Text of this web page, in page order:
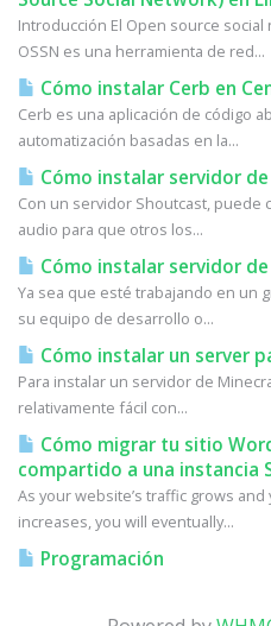
Introducción El Open source
OSSN es una herramienta de red...
Cómo instalar Cerb en
Cerb es una aplicación de código
automatización basadas en la...
Cómo instalar servidor
Con un servidor Shoutcast,
audio para que otros los...
Cómo instalar servidor
Ya sea que esté trabajando en un
su equipo de desarrollo o...
Cómo instalar un server
Para instalar un servidor de
relativamente fácil con...
Cómo migrar tu sitio
compartido a una instancia
As your website’s traffic grows
increases, you will eventually...
Programación